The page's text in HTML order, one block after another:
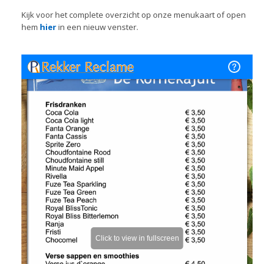
Kijk voor het complete overzicht op onze menukaart of open
hem hierin een nieuw venster.